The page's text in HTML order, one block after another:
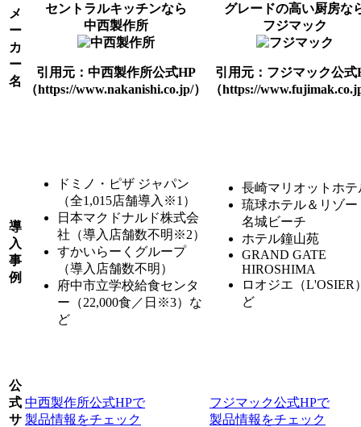
メ
ー
カ
ー
名
セントラルキッチンなら
中西製作所
引用元：中西製作所公式HP
（https://www.nakanishi.co.jp/）
グレードの高い厨房な
フジマック
引用元：フジマック公式
（https://
導
入
事
例
ドミノ・ピザ ジャパン
（全1,015店舗導入 ※1 ）
日本マクドナルド株式会
社（導入店舗数不明 ※2）
すかいらーくグループ
（導入店舗数不明）
府中市立学校給食センタ
ー（22,000食／日 ※3）な
ど
長崎マリオットホテ
琉球ホテル＆リゾー
名城ビーチ
ホテル鐘山苑
GRAND GATE
HIROSHIMA
ロオジエ（L'OSIER
ど
公
式
サ
中西製作所公式HPで
製品情報をチェック
フジマック公式HPで
製品情報をチェック